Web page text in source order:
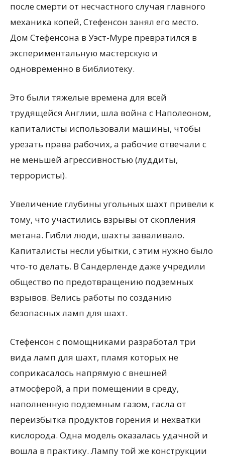
после смерти от несчастного случая главного
механика копей, Стефенсон занял его место.
Дом Стефенсона в Уэст-Муре превратился в
экспериментальную мастерскую и
одновременно в библиотеку.
Это были тяжелые времена для всей
трудящейся Англии, шла война с Наполеоном,
капиталисты использовали машины, чтобы
урезать права рабочих, а рабочие отвечали с
не меньшей агрессивностью (луддиты,
террористы).
Увеличение глубины угольных шахт привели к
тому, что участились взрывы от скопления
метана. Гибли люди, шахты заваливало.
Капиталисты несли убытки, с этим нужно было
что-то делать. В Сандерленде даже учредили
общество по предотвращению подземных
взрывов. Велись работы по созданию
безопасных ламп для шахт.
Стефенсон с помощниками разработал три
вида ламп для шахт, пламя которых не
соприкасалось напрямую с внешней
атмосферой, а при помещении в среду,
наполненную подземным газом, гасла от
переизбытка продуктов горения и нехватки
кислорода. Одна модель оказалась удачной и
вошла в практику. Лампу той же конструкции